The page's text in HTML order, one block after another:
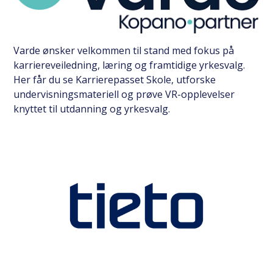
Varde ønsker velkommen til stand med fokus på
karriereveiledning, læring og framtidige yrkesvalg.
Her får du se Karrierepasset Skole, utforske
undervisningsmateriell og prøve VR-opplevelser
knyttet til utdanning og yrkesvalg.